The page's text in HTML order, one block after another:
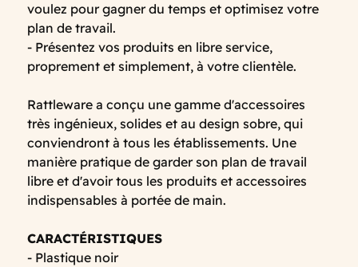
voulez pour gagner du temps et optimisez votre
plan de travail.
- Présentez vos produits en libre service,
proprement et simplement, à votre clientèle.
Rattleware a conçu une gamme d'accessoires
très ingénieux, solides et au design sobre, qui
conviendront à tous les établissements. Une
manière pratique de garder son plan de travail
libre et d'avoir tous les produits et accessoires
indispensables à portée de main.
CARACTÉRISTIQUES
- Plastique noir